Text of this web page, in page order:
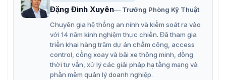
Dễ dàng vận hành.
Vỏ nhựa chất lượng cao giúp ngăn chặn tác nhân
bên ngoài ảnh hưởng tới vi mạch.
Màn hình sử dụng công nghệ đèn nền E-LED với độ
phân giải full HD 1920×1080.
Đặng Đình Xuyên
Trưởng Phòng Kỹ Thuật
Chuyên gia hệ thống an ninh và kiểm soát ra vào
với 14 năm kinh nghiệm thực chiến. Đã tham gia
triển khai hàng trăm dự án chấm công, access
control, cổng xoay và bãi xe thông minh, đồng
thời tư vấn, xử lý các giải pháp hạ tầng mạng và
phần mềm quản lý doanh nghiệp.